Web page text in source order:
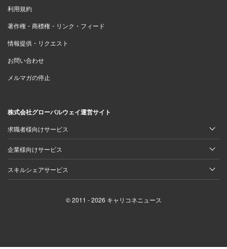
利用規約
著作権・商標権・リンク・フィード
情報提供・リクエスト
お問い合わせ
メルマガの停止
株式会社グローバルウェイ運営サイト
求職者様向けサービス
企業様向けサービス
スキルシェアサービス
© 2011 - 2026 キャリコネニュース